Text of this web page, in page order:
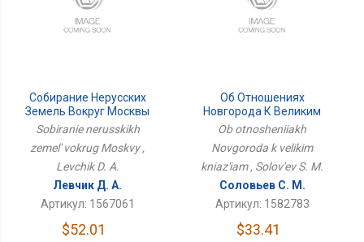
Собирание Нерусских
Земель Вокруг Москвы
Sobiranie nerusskikh
zemel' vokrug Moskvy ,
Levchik D. A.
Левчик Д. А.
Артикул: 1567061
$52.01
Об Отношениях
Новгорода К Великим
Князьям
Ob otnosheniiakh
Novgoroda k velikim
kniaz'iam , Solov'ev S. M.
Соловьев С. М.
Артикул: 1582783
$33.41